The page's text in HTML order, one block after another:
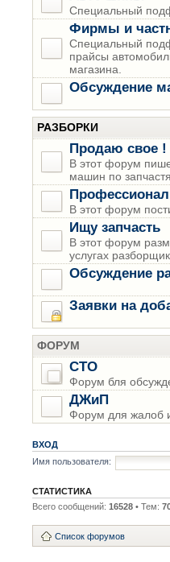
Специальный
Фирмы и
Специальный
прайсы
магазина.
Обсуждение
РАЗБОРКИ
Продаю свое !
В этот форум
машин по
В этот форум
Ищу запчасть
В этот форум
услугах
Обсуждение
Заявки на
ФОРУМ
СТО
Форум бля
ДЖиП
Форум для жалоб
ВХОД
Имя пользователя:
СТАТИСТИКА
Всего сообщений: 16528 • Тем:
Список форумов